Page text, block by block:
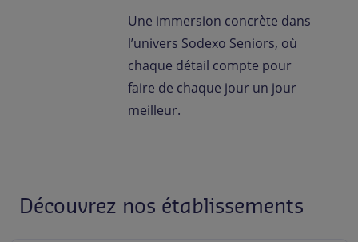
Une immersion concrète dans
l’univers Sodexo Seniors, où
chaque détail compte pour
faire de chaque jour un jour
meilleur.
Découvrez nos établissements